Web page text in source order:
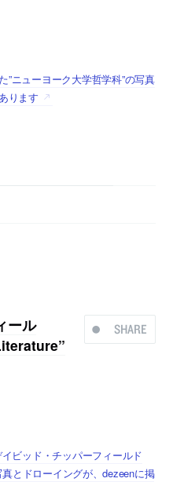
”ニューヨーク大学哲学科”の写真
ります
SHARE
ール
ビッド・チッパーフィールド
とドローイングが、dezeenに掲